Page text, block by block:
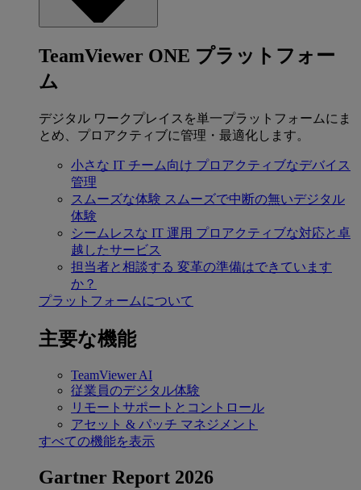
TeamViewer ONE プラットフォー
ム
デジタル ワークプレイスを単一プラットフォームにま
とめ、プロアクティブに管理・最適化します。
小さな IT チーム向け プロアクティブなデバイス
管理
スムーズな体験 スムーズで中断の無いデジタル
体験
シームレスな IT 運用 プロアクティブな対応と卓
越したサービス
担当者と相談する 変革の準備はできています
か？
プラットフォームについて
主要な機能
TeamViewer AI
従業員のデジタル体験
リモートサポートとコントロール
アセット & パッチ マネジメント
すべての機能を表示
Gartner Report 2026